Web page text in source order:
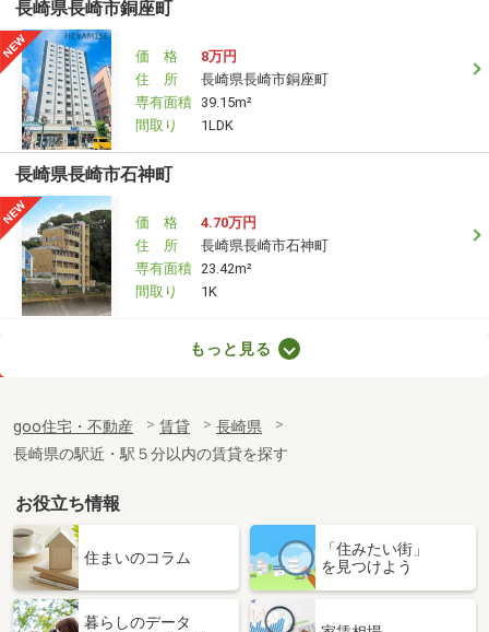
長崎県長崎市銅座町
価 格
8万円
住 所
長崎県長崎市銅座町
専有面積 39.15m²
間取り
1LDK
長崎県長崎市石神町
価 格
4.70万円
住 所
長崎県長崎市石神町
専有面積 23.42m²
間取り
1K
専有面積
53.48m²
間取り
2LDK
長崎県長崎市出雲１
価 格
3.60万円
長崎県長崎市出雲１
専有面積 19.6m²
間取り
もっと見る
goo住宅・不動産 賃貸
長崎県
長崎県の駅近・駅５分以内の賃貸を探す
お役立ち情報
住まいのコラム
「住みたい街」
を見つけよう
暮らしのデータ